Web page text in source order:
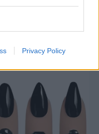
Privacy Policy